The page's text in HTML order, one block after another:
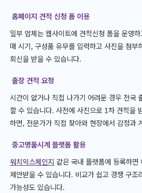
홈페이지 견적 신청 폼 이용
일부 업체는 웹사이트에 견적신청 폼을 운영
매 시기, 구성품 유무를 입력하고 사진을 첨부
회신을 받을 수 있습니다.
출장 견적 요청
시간이 없거나 직접 나가기 어려운 경우 전국
할 수 있습니다. 사전에 사진으로 1차 견적을
하면, 전문가가 직접 찾아와 현장에서 감정과
중고명품시계 플랫폼 활용
워치익스체인지 같은 국내 플랫폼에 등록하면
제안받을 수 있습니다. 비교가 쉽고 경쟁 구조
가능성도 있습니다.